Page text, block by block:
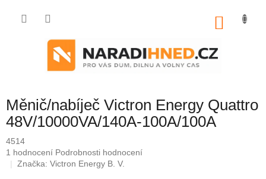
Měnič/nabíječ Victron Energy Quattro
48V/10000VA/140A-100A/100A
4514
Průměrné
hodnocení
1 hodnocení Podrobnosti hodnocení
Značka: Victron Energy B. V.